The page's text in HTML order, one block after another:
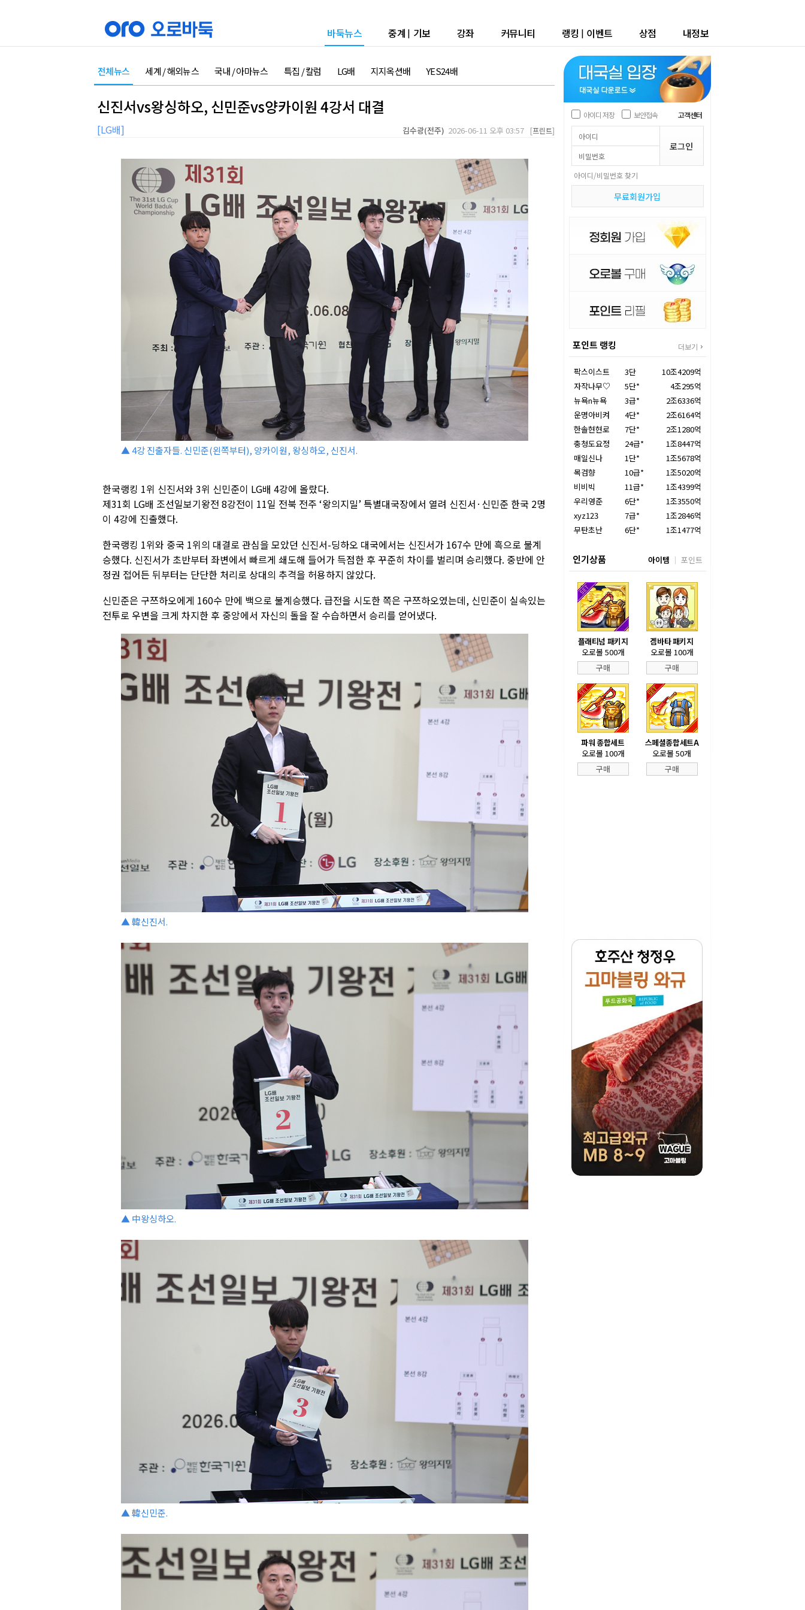
바둑뉴스 중계 | 기보 강좌 커뮤니티 랭킹 | 이벤트 상점 내정보
전체뉴스 세계 / 해외뉴스 국내 / 아마뉴스 특집 / 칼럼 LG배 지지옥션배 YES24배
신진서vs왕싱하오, 신민준vs양카이원 4강서 대결
[LG배] 김수광(전주) 2026-06-11 오후 03:57 [프린트]
▲ 4강 진출자들. 신민준(왼쪽부터), 양카이원, 왕싱하오, 신진서.
한국랭킹 1위 신진서와 3위 신민준이 LG배 4강에 올랐다.
제31회 LG배 조선일보기왕전 8강전이 11일 전북 전주 ‘왕의지밀’ 특별대국장에서 열려 신진서·신민준 한국 2명
이 4강에 진출했다.
한국랭킹 1위와 중국 1위의 대결로 관심을 모았던 신진서-딩하오 대국에서는 신진서가 167수 만에 흑으로 불계
승했다. 신진서가 초반부터 좌변에서 빠르게 쇄도해 들어가 득점한 후 꾸준히 차이를 벌리며 승리했다. 중반에 안
정권 접어든 뒤부터는 단단한 처리로 상대의 추격을 허용하지 않았다.
신민준은 구쯔하오에게 160수 만에 백으로 불계승했다. 급전을 시도한 쪽은 구쯔하오였는데, 신민준이 실속있는
전투로 우변을 크게 차지한 후 중앙에서 자신의 돌을 잘 수습하면서 승리를 얻어냈다.
▲ 韓신진서.
▲ 中왕싱하오.
▲ 韓신민준.
아이디 저장 보안접속 고객센터
아이디/비밀번호 찾기
무료회원가입
포인트 랭킹 더보기
팍스이스트 3단
10조4209억
자작나무♡
5단*
4조295억
뉴욕n뉴욕
3급*
2조6336억
운명아비켜
4단*
2조6164억
한솔현현로
7단*
2조1280억
충청도요정
24급*
1조8447억
매일신나
1단*
1조5678억
목검향
10급*
1조5020억
비비빅
11급*
1조4399억
우리영준
6단*
1조3550억
xyz123
7급*
1조2846억
무탄초난
6단* 1조1477억
인기상품 아이템 포인트
플래티넘 패키지
오로볼 500개
구매
겜바타 패키지
오로볼 100개
구매
파워 종합세트
오로볼 100개
구매
스페셜종합세트A
오로볼 50개
구매